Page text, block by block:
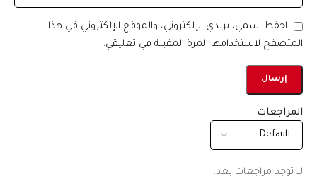
المراجعات
لا توجد مراجعات بعد.
احفظ اسمي، بريدي الإلكتروني، والموقع الإلكتروني في هذا
المتصفح لاستخدامها المرة المقبلة في تعليقي.